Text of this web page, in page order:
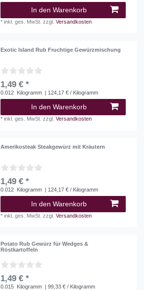
In den Warenkorb
*inkl. ges. MwSt. zzgl.Versandkosten
Exotic Island Rub Fruchtige Gewürzmischung
1,49 € *
0.012 Kilogramm | 124,17 € / Kilogramm
In den Warenkorb
*inkl. ges. MwSt. zzgl.Versandkosten
Amerikosteak Steakgewürz mit Kräutern
1,49 € *
0.012 Kilogramm | 124,17 € / Kilogramm
In den Warenkorb
*inkl. ges. MwSt. zzgl.Versandkosten
Potato Rub Gewürz für Wedges &
Röstkartoffeln
1,49 € *
0.015 Kilogramm | 99,33 € / Kilogramm